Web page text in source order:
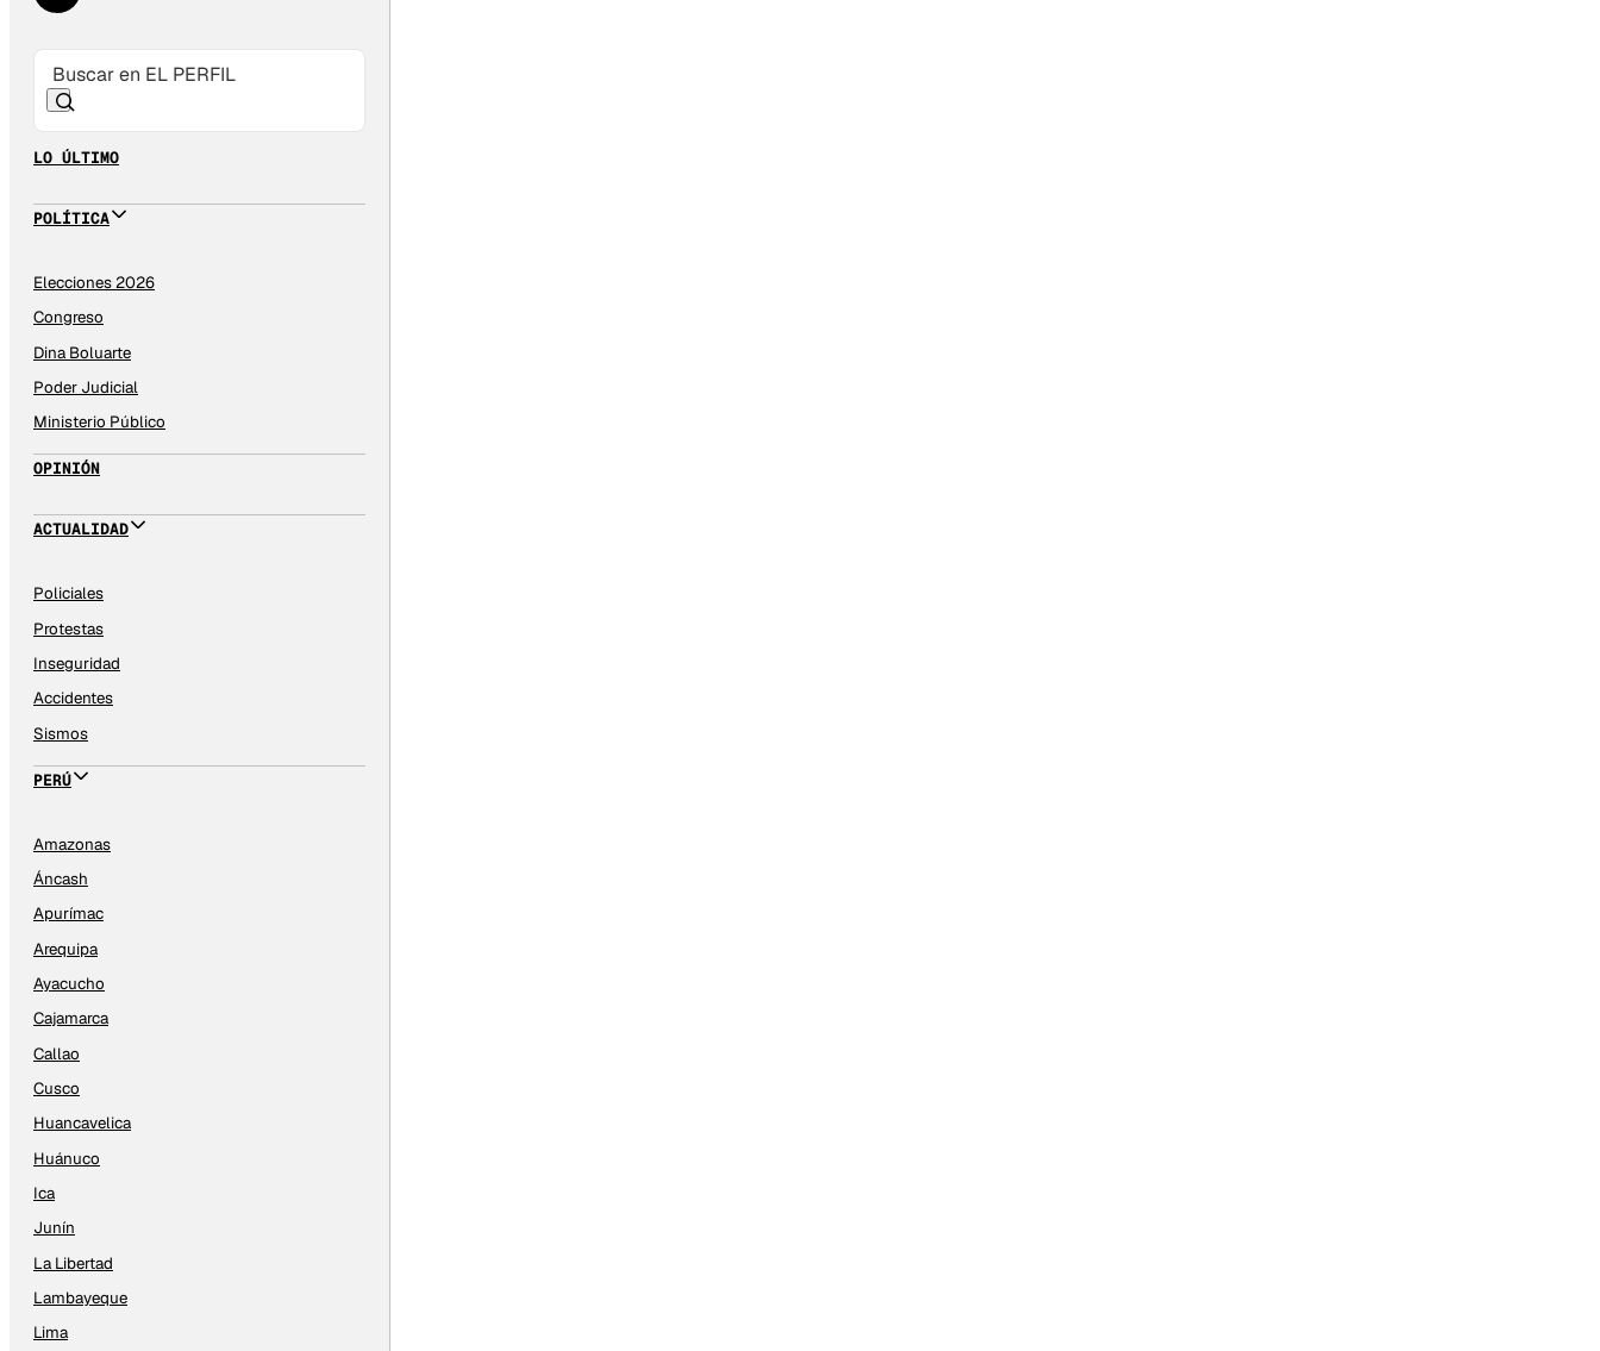
LO ÚLTIMO
POLÍTICA
Elecciones 2026
Congreso
Dina Boluarte
Poder Judicial
Ministerio Público
OPINIÓN
ACTUALIDAD
Policiales
Protestas
Inseguridad
Accidentes
Sismos
PERÚ
Amazonas
Áncash
Apurímac
Arequipa
Ayacucho
Cajamarca
Callao
Cusco
Huancavelica
Huánuco
Ica
Junín
La Libertad
Lambayeque
Lima